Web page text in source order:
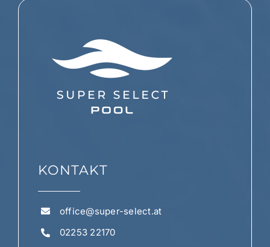
KONTAKT
office@super-select.at
02253 22170